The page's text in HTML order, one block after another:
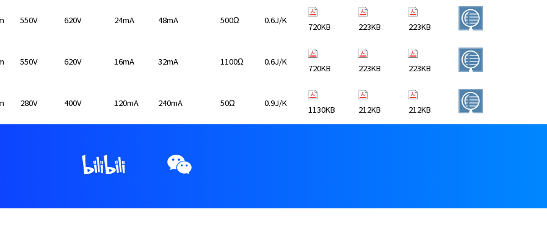
550V 620V 24mA 48mA 500Ω 0.6J/K
720KB 223KB 223KB
550V 620V 16mA 32mA 1100Ω 0.6J/K
720KB 223KB 223KB
280V 400V 120mA 240mA 50Ω 0.9J/K
1130KB 212KB 212KB